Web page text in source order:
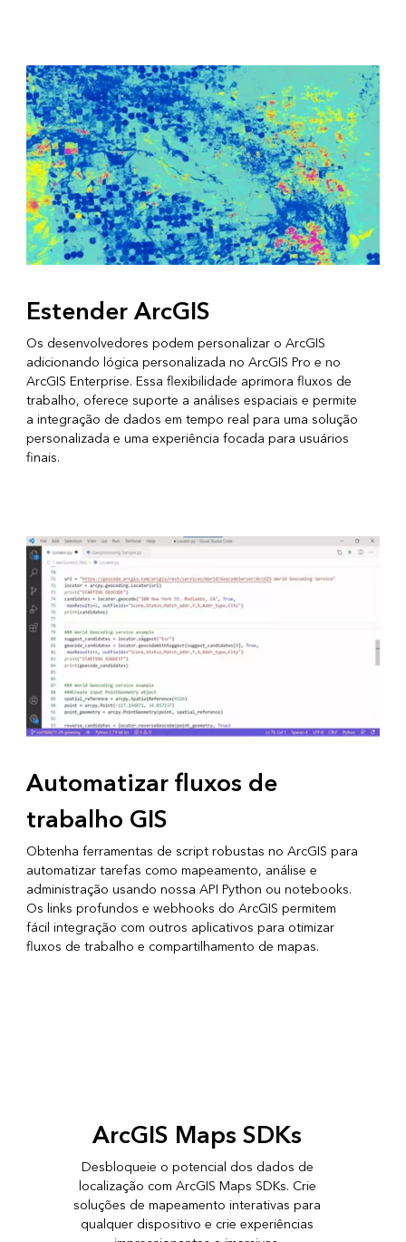
Estender ArcGIS
Os desenvolvedores podem personalizar o ArcGIS
adicionando lógica personalizada no ArcGIS Pro e no
ArcGIS Enterprise. Essa flexibilidade aprimora fluxos de
trabalho, oferece suporte a análises espaciais e permite
a integração de dados em tempo real para uma solução
personalizada e uma experiência focada para usuários
finais.
Automatizar fluxos de
trabalho GIS
Obtenha ferramentas de script robustas no ArcGIS para
automatizar tarefas como mapeamento, análise e
administração usando nossa API Python ou notebooks.
Os links profundos e webhooks do ArcGIS permitem
fácil integração com outros aplicativos para otimizar
fluxos de trabalho e compartilhamento de mapas.
ArcGIS Maps SDKs
Desbloqueie o potencial dos dados de
localização com ArcGIS Maps SDKs. Crie
soluções de mapeamento interativas para
qualquer dispositivo e crie experiências